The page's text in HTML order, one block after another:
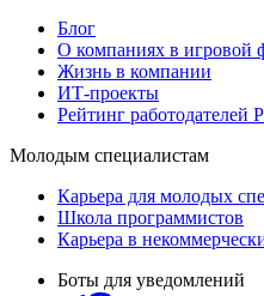
Блог
О компаниях в игровой
Жизнь в компании
ИТ-проекты
Рейтинг работодателей
Молодым специалистам
Карьера для молодых
Школа программистов
Карьера в
Боты для уведомлений